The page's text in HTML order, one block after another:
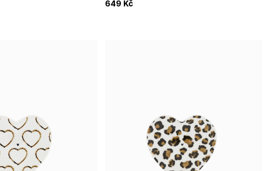
O.Doporučujeme ruční mytí bez...
649 Kč